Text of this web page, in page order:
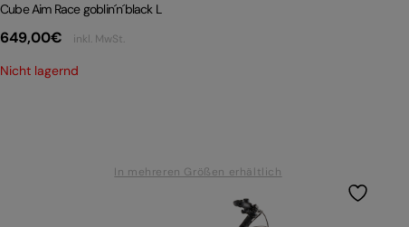
Cube Aim Race goblin´n´black L
649,00€ inkl. MwSt.
Nicht lagernd
In mehreren Größen erhältlich